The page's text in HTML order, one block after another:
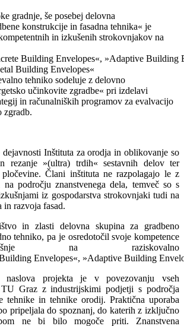
gradnje, še posebej delovna
konstrukcije in fasadna tehnika« je
in izkušenih strokovnjakov na
Building Envelopes«, »Adaptive Building
Building Envelopes«
tehniko sodeluje z delovno
učinkovite zgradbe« pri izdelavi
in računalniških programov za evalvacijo
zgradb.
Inštituta za orodja in oblikovanje so
rezanje »(ultra) trdih« sestavnih delov ter
Člani inštituta ne razpolagajo le z
področju znanstvenega dela, temveč so s
iz gospodarstva strokovnjaki tudi na
in razvoja fasad.
in zlasti delovna skupina za gradbeno
tehniko, pa je osredotočil svoje kompetence
na raziskovalno
Envelopes«, »Adaptive Building
projekta je v povezovanju vseh
Graz z industrijskimi podjetji s področja
tehnike in tehnike orodij. Praktična uporaba
pripeljala do spoznanj, do katerih z izključno
ne bi bilo mogoče priti. Znanstvena